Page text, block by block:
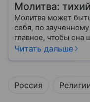
Молитва:
Молитва может
себя, по
главное, чтобы она
значении молитв —
Читать дальше
Россия